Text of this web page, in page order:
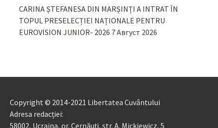
CARINA ȘTEFANESA DIN MARȘINȚI A INTRAT ÎN
TOPUL PRESELECȚIEI NAȚIONALE PENTRU
EUROVISION JUNIOR- 2026 7 Август 2026
Copyright © 2014-2021 Libertatea Cuvântului
Adresa redacției:
58002, Ucraina, or. Cernăuți, str. A. Mickiewicz, 5